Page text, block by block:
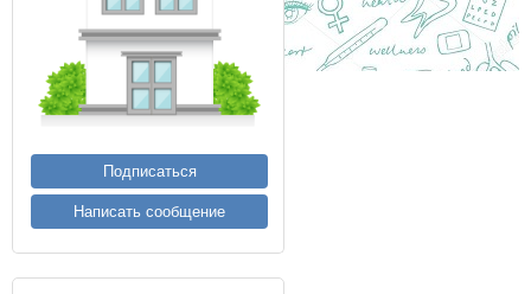
Подписаться
Написать сообщение